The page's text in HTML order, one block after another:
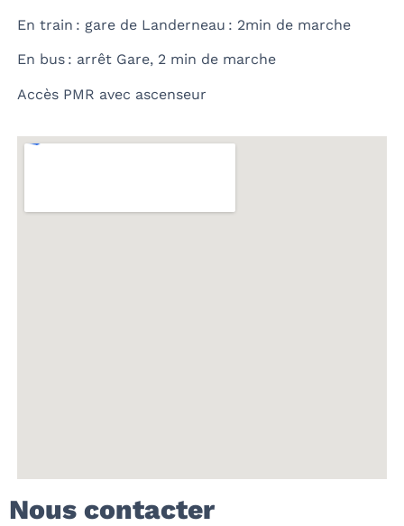
En train : gare de Landerneau : 2min de marche
En bus : arrêt Gare, 2 min de marche
Accès PMR avec ascenseur
Nous contacter